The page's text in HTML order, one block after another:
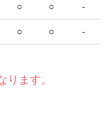
○ ○ -
○ ○ -
ます。